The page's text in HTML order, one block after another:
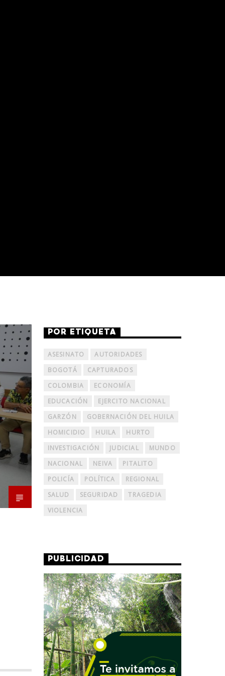
POR ETIQUETA
ASESINATO
AUTORIDADES
BOGOTÁ
CAPTURADOS
COLOMBIA
ECONOMÍA
EDUCACIÓN
EJERCITO NACIONAL
GARZÓN
GOBERNACIÓN DEL HUILA
HOMICIDIO
HUILA
HURTO
INVESTIGACIÓN
JUDICIAL
MUNDO
NACIONAL
NEIVA
PITALITO
POLICÍA
POLÍTICA
REGIONAL
SALUD
SEGURIDAD
TRAGEDIA
VIOLENCIA
PUBLICIDAD